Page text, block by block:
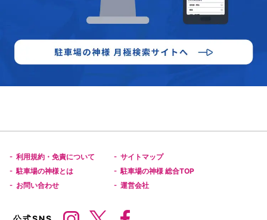
- 利用規約・免責について - サイトマップ
- 駐車場の神様とは - 駐車場の神様 総合TOP
- お問い合わせ - 運営会社